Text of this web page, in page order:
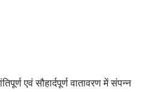
एवं सौहार्दपूर्ण वातावरण में संपन्न